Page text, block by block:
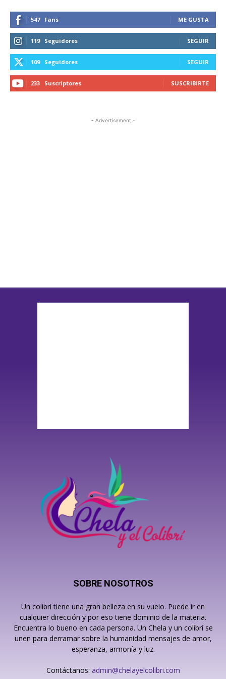
547 Fans ME GUSTA
119 Seguidores SEGUIR
109 Seguidores SEGUIR
233 Suscriptores SUSCRIBIRTE
- Advertisement -
SOBRE NOSOTROS
Un colibrí tiene una gran belleza en su vuelo. Puede ir en
cualquier dirección y por eso tiene dominio de la materia.
Encuentra lo bueno en cada persona. Un Chela y un colibrí se
unen para derramar sobre la humanidad mensajes de amor,
esperanza, armonía y luz.
Contáctanos: admin@chelayelcolibri.com